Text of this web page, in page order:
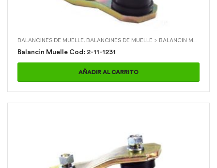
BALANCINES DE MUELLE, BALANCINES DE MUELLE > BALANCIN MUELLE
Balancin Muelle Cod: 2-11-1231
AÑADIR AL CARRITO